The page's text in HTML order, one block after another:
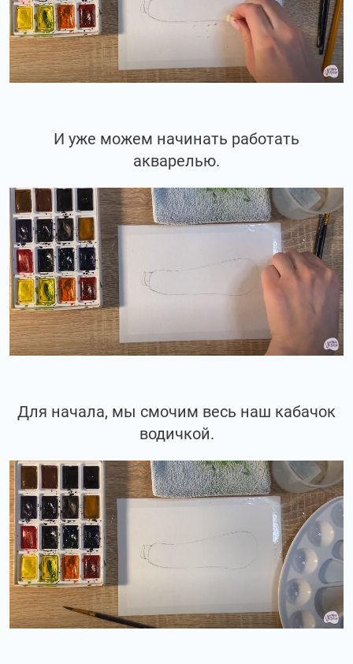
И уже можем начинать работать
акварелью.
Для начала, мы смочим весь наш кабачок
водичкой.